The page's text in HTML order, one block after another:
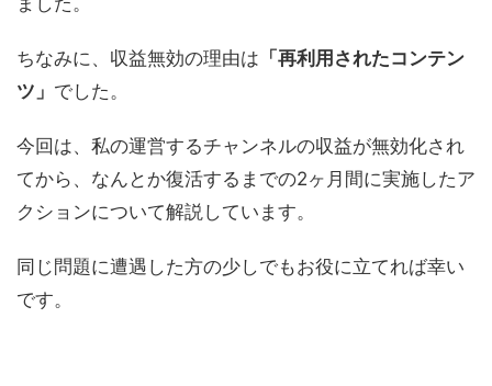
ちなみに、収益無効の理由は 「再利用されたコンテン
ツ」 でした。
今回は、私の運営するチャンネルの収益が無効化され
てから、なんとか復活するまでの2ヶ月間に実施したア
クションについて解説しています。
同じ問題に遭遇した方の少しでもお役に立てれば幸い
です。